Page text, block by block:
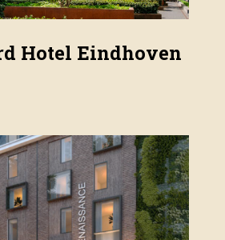
Hotel Eindhoven